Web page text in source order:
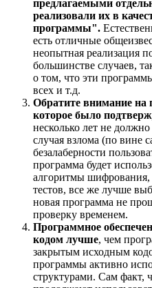
предлагаемыми
реализовали их в
программы".
есть отличные
неопытная реализация
большинстве случаев,
о том, что эти
всех и т.д.
Обратите внимание на
которое было
несколько лет не
случая взлома (по вине
безалаберности
программа будет
алгоритмы
тестов, все же лучше
новая программа не
проверку временем.
Программное
кодом лучше, чем
закрытым исходным
программы активно
структурами. Сам факт,